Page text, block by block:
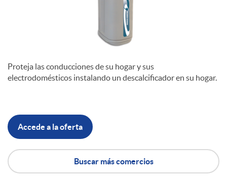
Proteja las conducciones de su hogar y sus
electrodomésticos instalando un descalcificador en su hogar.
Accede a la oferta
Buscar más comercios